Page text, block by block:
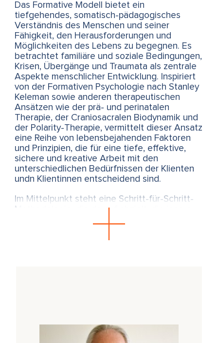
Das Formative Modell bietet ein
tiefgehendes, somatisch-pädago­gisches
Verständnis des Menschen und seiner
Fähigkeit, den Herausforderungen und
Möglichkeiten des Lebens zu begegnen. Es
betrachtet familiäre und soziale Bedingungen,
Krisen, Übergänge und Traumata als zentrale
Aspekte menschlicher Entwicklung. Inspiriert
von der Formativen Psychologie nach Stanley
Keleman sowie anderen therapeutischen
Ansätzen wie der prä- und perinatalen
Therapie, der Craniosacralen Biodynamik und
der Polarity-Therapie, vermittelt dieser Ansatz
eine Reihe von lebensbejahenden Faktoren
und Prinzipien, die für eine tiefe, effektive,
sichere und kreative Arbeit mit den
unterschiedlichen Bedürfnissen der Klienten
undn Klientinnen entscheidend sind.
Im Mittelpunkt steht eine Schritt-für-Schritt-
Methodologie, die darauf abzielt, die innere
stärken. Das Herz wird dabei als zentraler
Lebens. Alle Lebensformen sind um den
Puls, seine Zyklen und Rhythmen herum